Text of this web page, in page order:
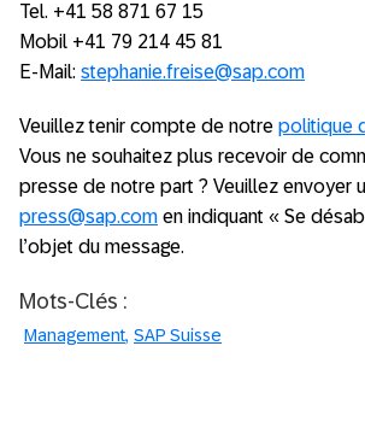
Tel. +41 58 871 67 15
Mobil +41 79 214 45 81
E-Mail: stephanie.freise@sap.com
Veuillez tenir compte de notre politique
Vous ne souhaitez plus recevoir de
presse de notre part ? Veuillez envoyer
press@sap.com en indiquant « Se
l’objet du message.
Mots-Clés :
Management SAP Suisse